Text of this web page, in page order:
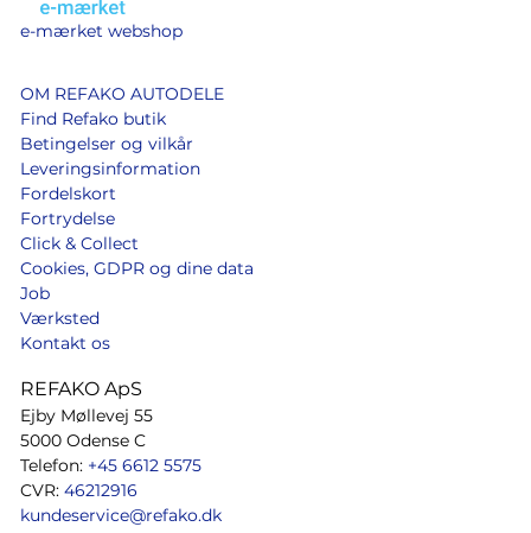
e-mærket webshop
OM REFAKO AUTODELE
Find Refako butik
Betingelser og vilkår
Leveringsinformation
Fordelskort
Fortrydelse
Click & Collect
Cookies, GDPR og dine data
Job
Værksted
Kontakt os
REFAKO ApS
Ejby Møllevej 55
5000 Odense C
Telefon: +45 6612 5575
CVR: 46212916
kundeservice@refako.dk